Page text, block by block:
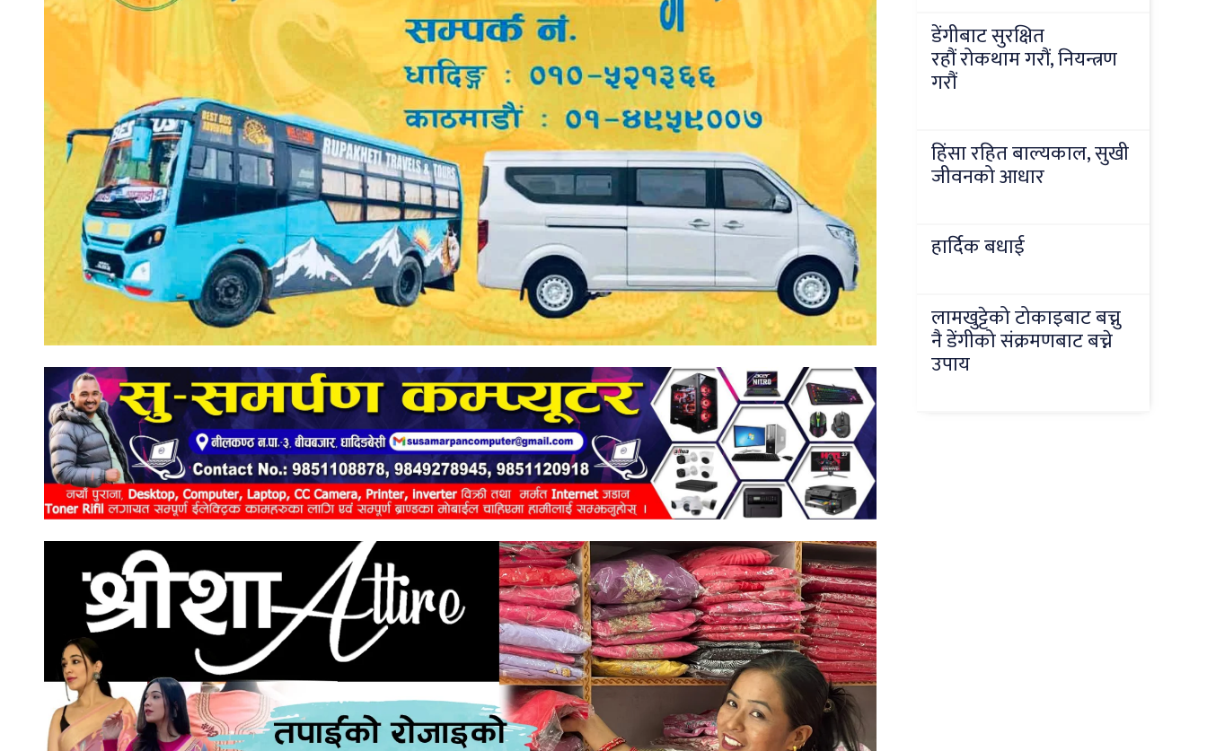
डेंगीबाट सुरक्षित
रहौं रोकथाम गरौं, नियन्त्रण
गरौं
हिंसा रहित बाल्यकाल, सुखी
जीवनको आधार
हार्दिक बधाई
लामखुट्टेको टोकाइबाट बच्नु
नै डेंगीको संक्रमणबाट बच्ने
उपाय